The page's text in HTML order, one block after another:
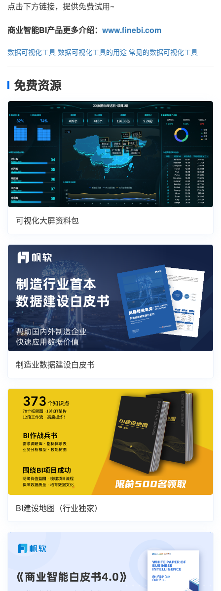
点击下方链接，提供免费试用~
商业智能BI产品更多介绍： www.finebi.com
数据可视化工具 数据可视化工具的用途 常见的数据可视化工具
免费资源
可视化大屏资料包
制造业数据建设白皮书
BI建设地图（行业独家）